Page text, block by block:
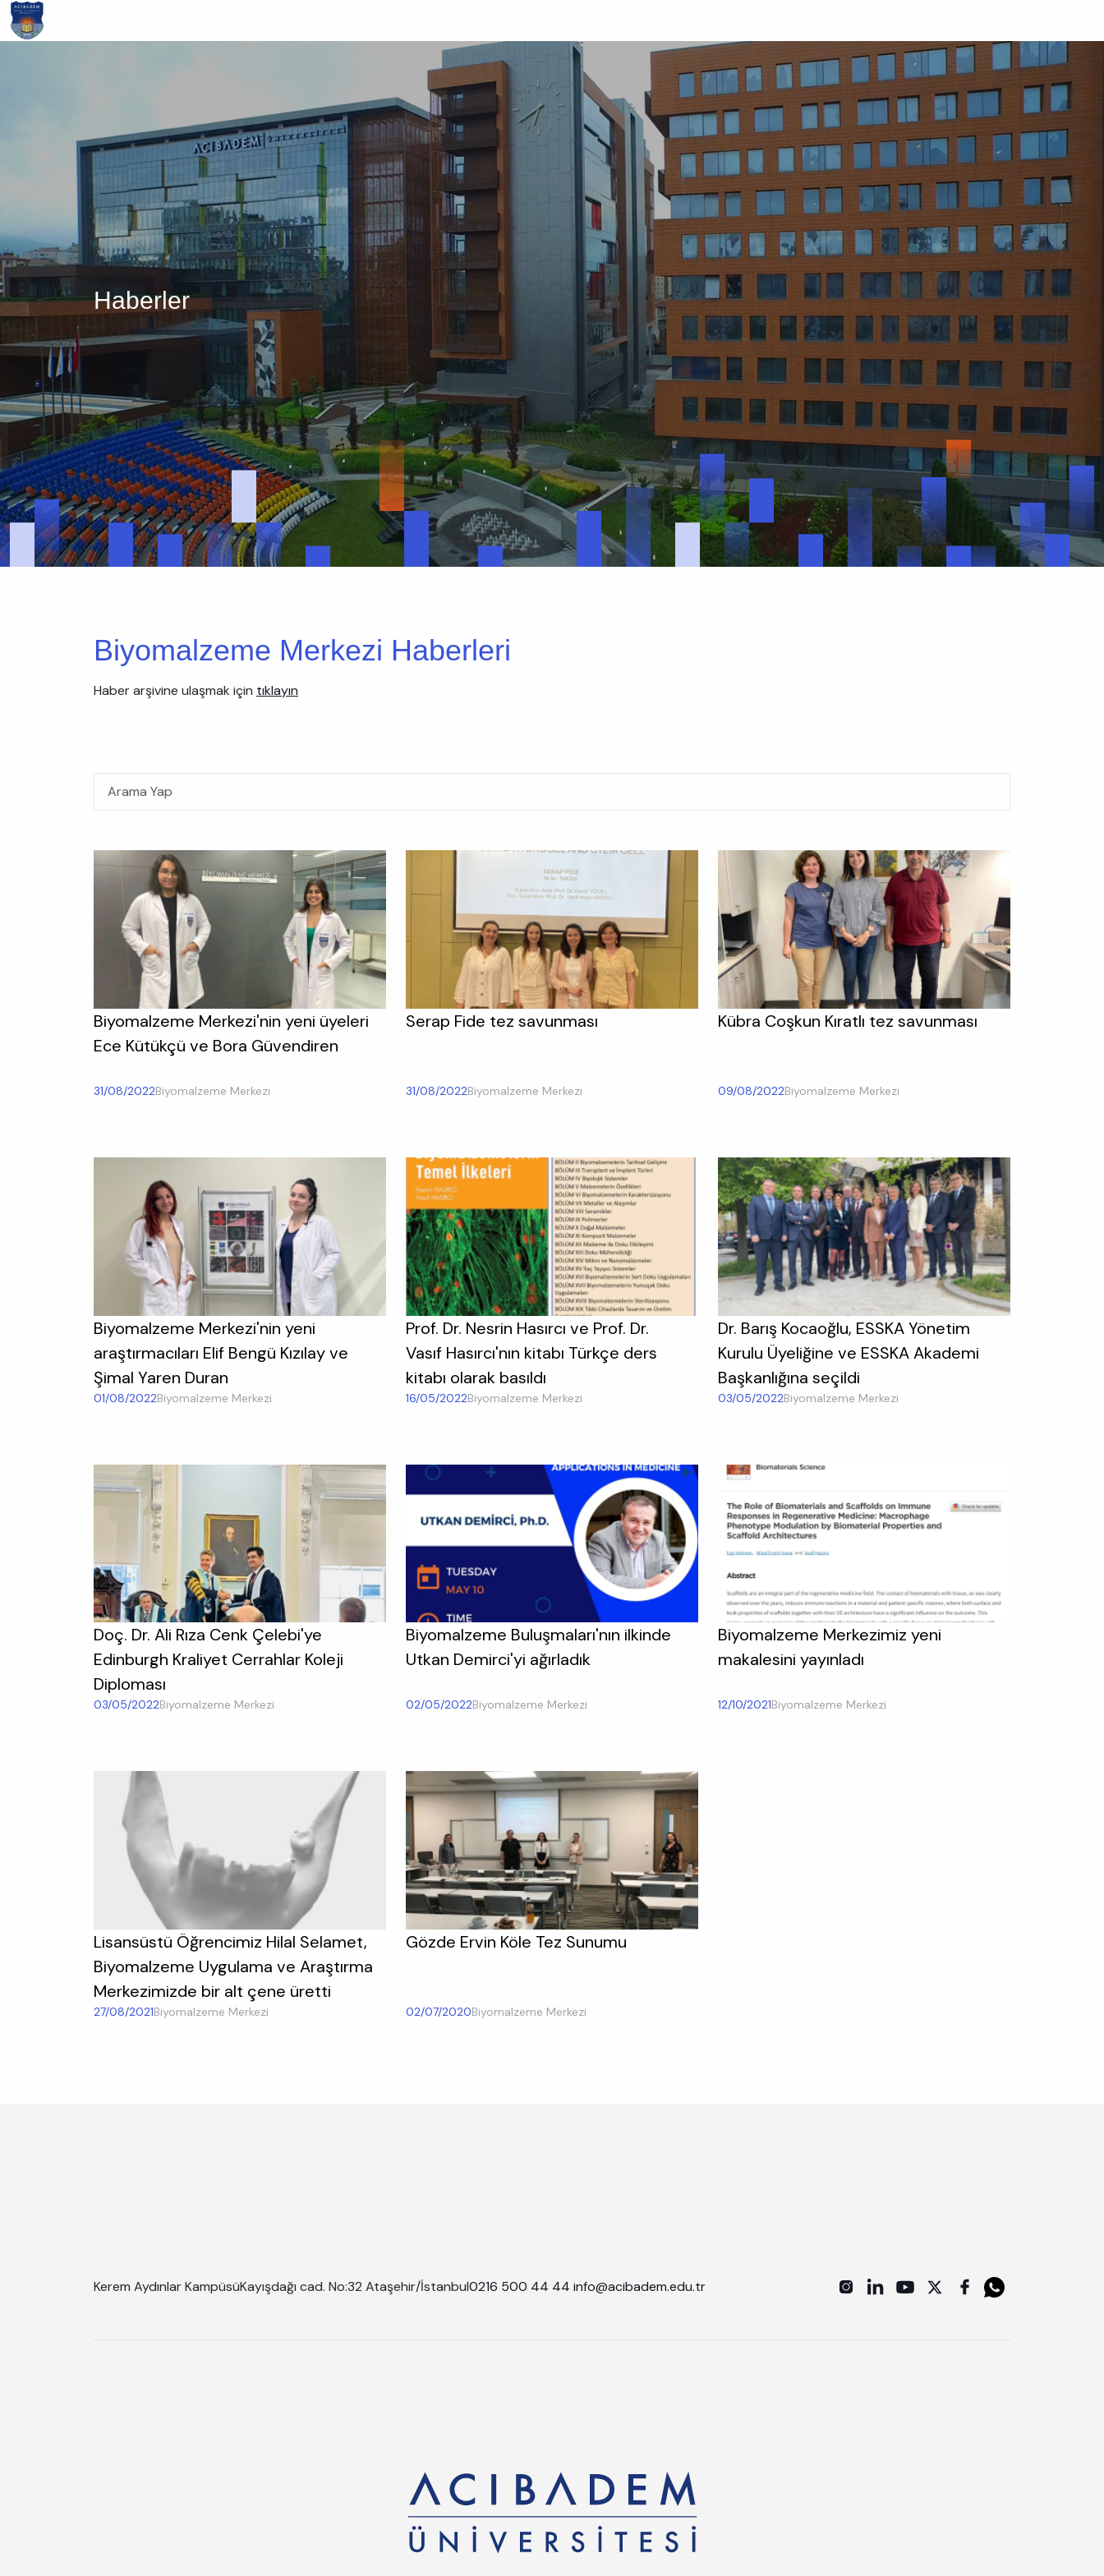
Ana
içeriğe
Haberler
Biyomalzeme Merkezi Haberleri
Haber arşivine ulaşmak için tıklayın
Biyomalzeme Merkezi'nin yeni üyeleri
Ece Kütükçü ve Bora Güvendiren
31/08/2022Biyomalzeme Merkezi
Serap Fide tez savunması
31/08/2022Biyomalzeme Merkezi
Kübra Coşkun Kıratlı tez savunması
09/08/2022Biyomalzeme Merkezi
Biyomalzeme Merkezi'nin yeni
araştırmacıları Elif Bengü Kızılay ve
Şimal Yaren Duran
01/08/2022Biyomalzeme Merkezi
Prof. Dr. Nesrin Hasırcı ve Prof. Dr.
Vasıf Hasırcı'nın kitabı Türkçe ders
kitabı olarak basıldı
16/05/2022Biyomalzeme Merkezi
Dr. Barış Kocaoğlu, ESSKA Yönetim
Kurulu Üyeliğine ve ESSKA Akademi
Başkanlığına seçildi
03/05/2022Biyomalzeme Merkezi
Doç. Dr. Ali Rıza Cenk Çelebi'ye
Edinburgh Kraliyet Cerrahlar Koleji
Diploması
03/05/2022Biyomalzeme Merkezi
Biyomalzeme Buluşmaları'nın ilkinde
Utkan Demirci'yi ağırladık
02/05/2022Biyomalzeme Merkezi
Biyomalzeme Merkezimiz yeni
makalesini yayınladı
12/10/2021Biyomalzeme Merkezi
Lisansüstü Öğrencimiz Hilal Selamet,
Biyomalzeme Uygulama ve Araştırma
Merkezimizde bir alt çene üretti
27/08/2021Biyomalzeme Merkezi
Gözde Ervin Köle Tez Sunumu
02/07/2020Biyomalzeme Merkezi
Kerem Aydınlar KampüsüKayışdağı cad. No:32 Ataşehir/İstanbul0216 500 44 44 info@acibadem.edu.tr